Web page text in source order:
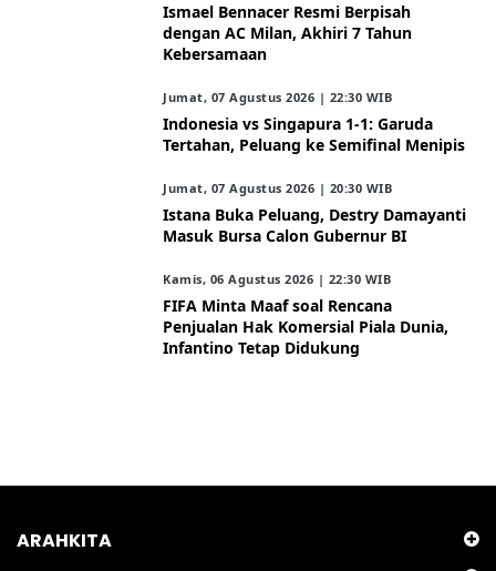
Ismael Bennacer Resmi Berpisah
dengan AC Milan, Akhiri 7 Tahun
Kebersamaan
Jumat, 07 Agustus 2026 | 22:30 WIB
Indonesia vs Singapura 1-1: Garuda
Tertahan, Peluang ke Semifinal Menipis
Jumat, 07 Agustus 2026 | 20:30 WIB
Istana Buka Peluang, Destry Damayanti
Masuk Bursa Calon Gubernur BI
Kamis, 06 Agustus 2026 | 22:30 WIB
FIFA Minta Maaf soal Rencana
Penjualan Hak Komersial Piala Dunia,
Infantino Tetap Didukung
ARAHKITA